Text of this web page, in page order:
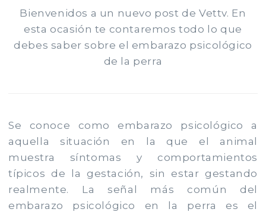
Bienvenidos a un nuevo post de Vettv. En
esta ocasión te contaremos todo lo que
debes saber sobre el embarazo psicológico
de la perra
Se conoce como embarazo psicológico a
aquella situación en la que el animal
muestra síntomas y comportamientos
típicos de la gestación, sin estar gestando
realmente. La señal más común del
embarazo psicológico en la perra es el